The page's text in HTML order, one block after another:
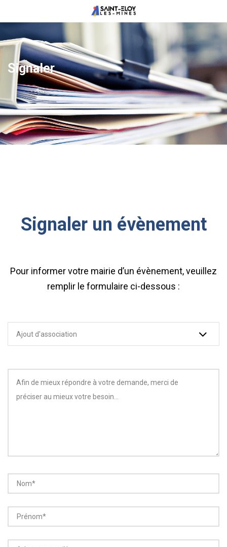
Signaler
Signaler un évènement
Pour informer votre mairie d’un évènement, veuillez
remplir le formulaire ci-dessous :